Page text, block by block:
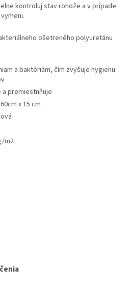
kontroluj stav rohože a v prípade
ošetreného polyuretánu
a baktériám, čím zvyšuje hygienu
a premiestnňuje
x 15 cm
m2